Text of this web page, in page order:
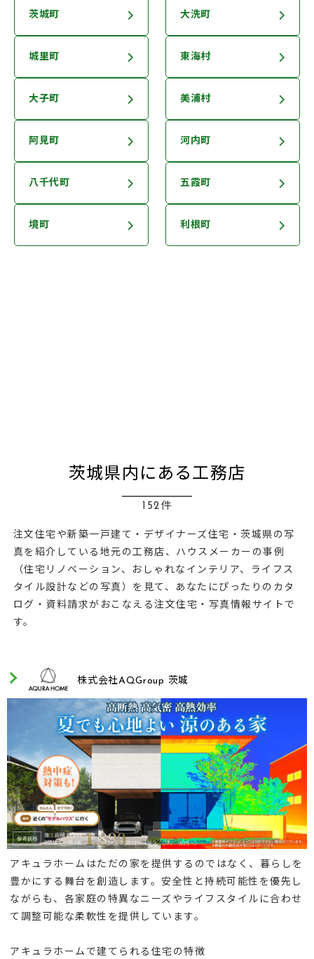
茨城町 大洗町
城里町 東海村
大子町 美浦村
阿見町 河内町
八千代町 五霞町
境町 利根町
茨城県内にある工務店
152件
注文住宅や新築一戸建て・デザイナーズ住宅・茨城県の写
真を紹介している地元の工務店、ハウスメーカーの事例
（住宅リノベーション、おしゃれなインテリア、ライフス
タイル設計などの写真）を見て、あなたにぴったりのカタ
ログ・資料請求がおこなえる注文住宅・写真情報サイトで
す。
株式会社AQGroup 茨城
アキュラホームはただの家を提供するのではなく、暮らしを
豊かにする舞台を創造します。安全性と持続可能性を優先し
ながらも、各家庭の特異なニーズやライフスタイルに合わせ
て調整可能な柔軟性を提供しています。
アキュラホームで建てられる住宅の特徴